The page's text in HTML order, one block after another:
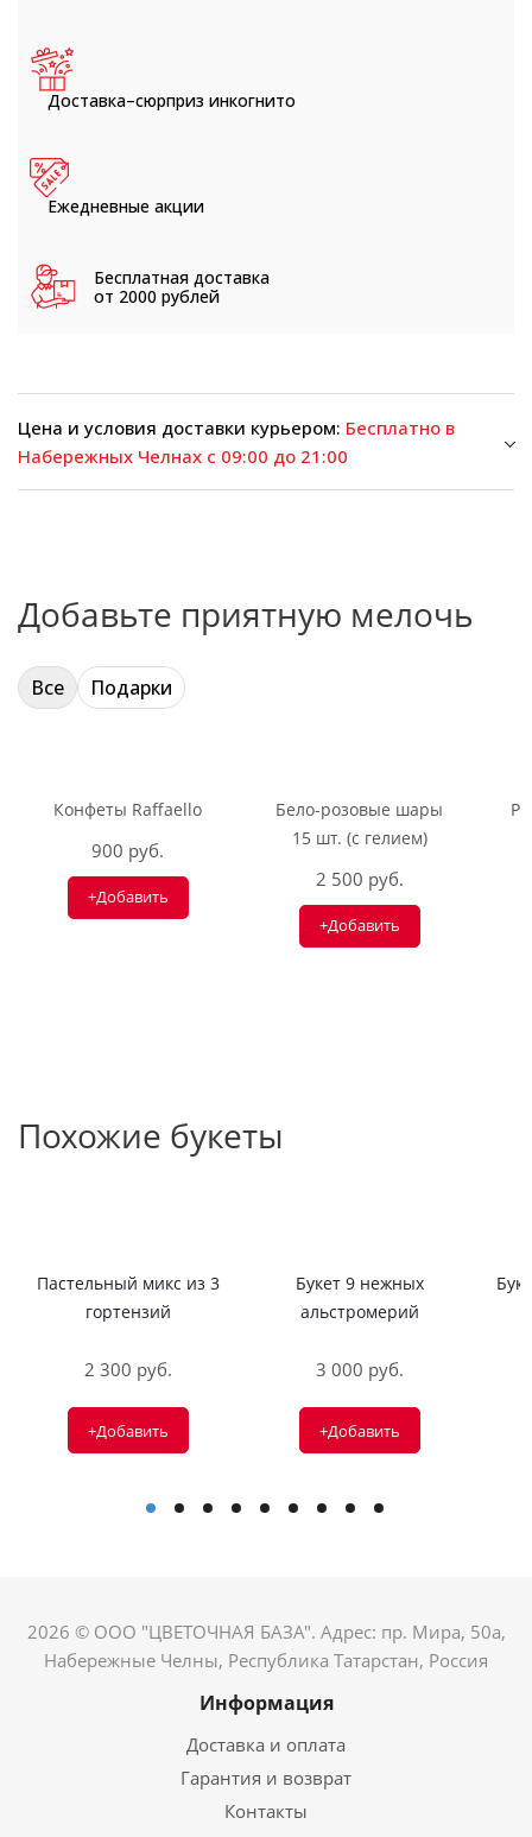
Доставка–сюрприз инкогнито
Ежедневные акции
Бесплатная доставка
от 2000 рублей
Цена и условия доставки курьером: Бесплатно в
Набережных Челнах с 09:00 до 21:00
Добавьте приятную мелочь
Все Подарки
Конфеты Raffaello
900 руб.
+Добавить
Бело-розовые шары
15 шт. (с гелием)
2 500 руб.
+Добавить
Похожие букеты
Пастельный микс из 3
гортензий
2 300 руб.
+Добавить
Букет 9 нежных
альстромерий
3 000 руб.
+Добавить
2026 © ООО "ЦВЕТОЧНАЯ БАЗА". Адрес: пр. Мира, 50а,
Набережные Челны, Республика Татарстан, Россия
Информация
Доставка и оплата
Гарантия и возврат
Контакты